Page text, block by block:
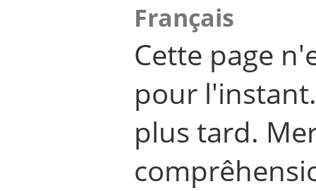
Français
Cette page
pour
plus tard.